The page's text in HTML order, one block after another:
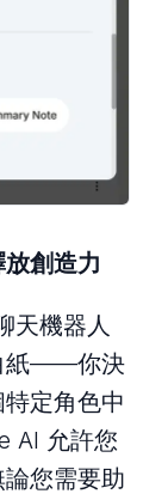
創造力
天機器人
紙——你決
定角色中
AI 允許您
您需要助